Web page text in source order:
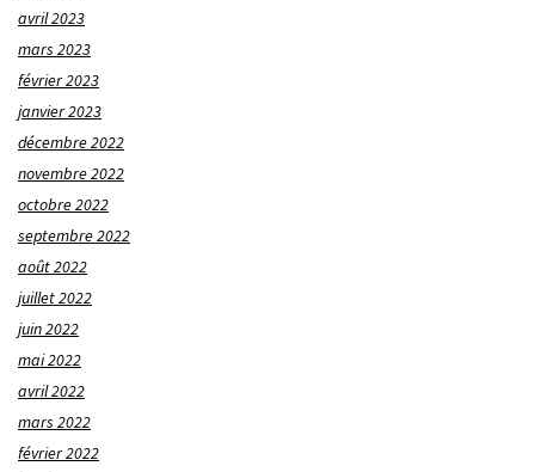
avril 2023
mars 2023
février 2023
janvier 2023
décembre 2022
novembre 2022
octobre 2022
septembre 2022
août 2022
juillet 2022
juin 2022
mai 2022
avril 2022
mars 2022
février 2022